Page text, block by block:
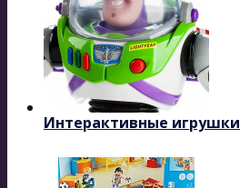
Интерактивные игрушки